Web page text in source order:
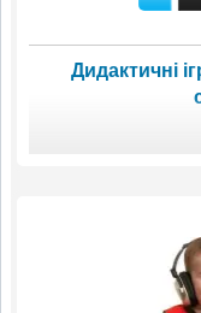
Дидактичні